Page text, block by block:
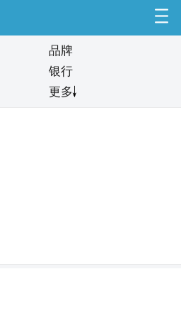
品牌
银行
更多